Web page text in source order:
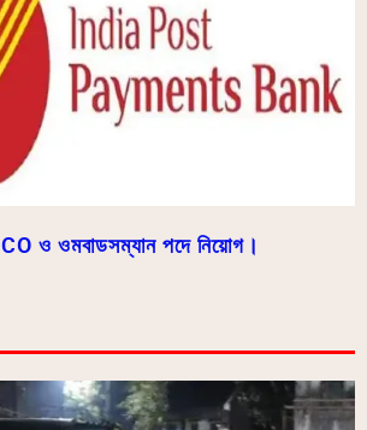
ও ওমবাডসম্যান পদে নিয়োগ।